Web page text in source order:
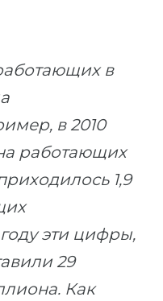
в
в 2010
работающих
1,9
эти цифры,
29
Как